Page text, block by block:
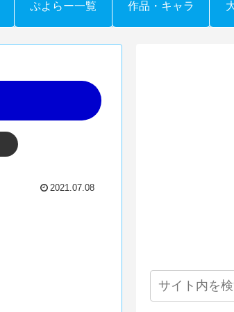
ぷよらー一覧 作品・キャラ
2021.07.08